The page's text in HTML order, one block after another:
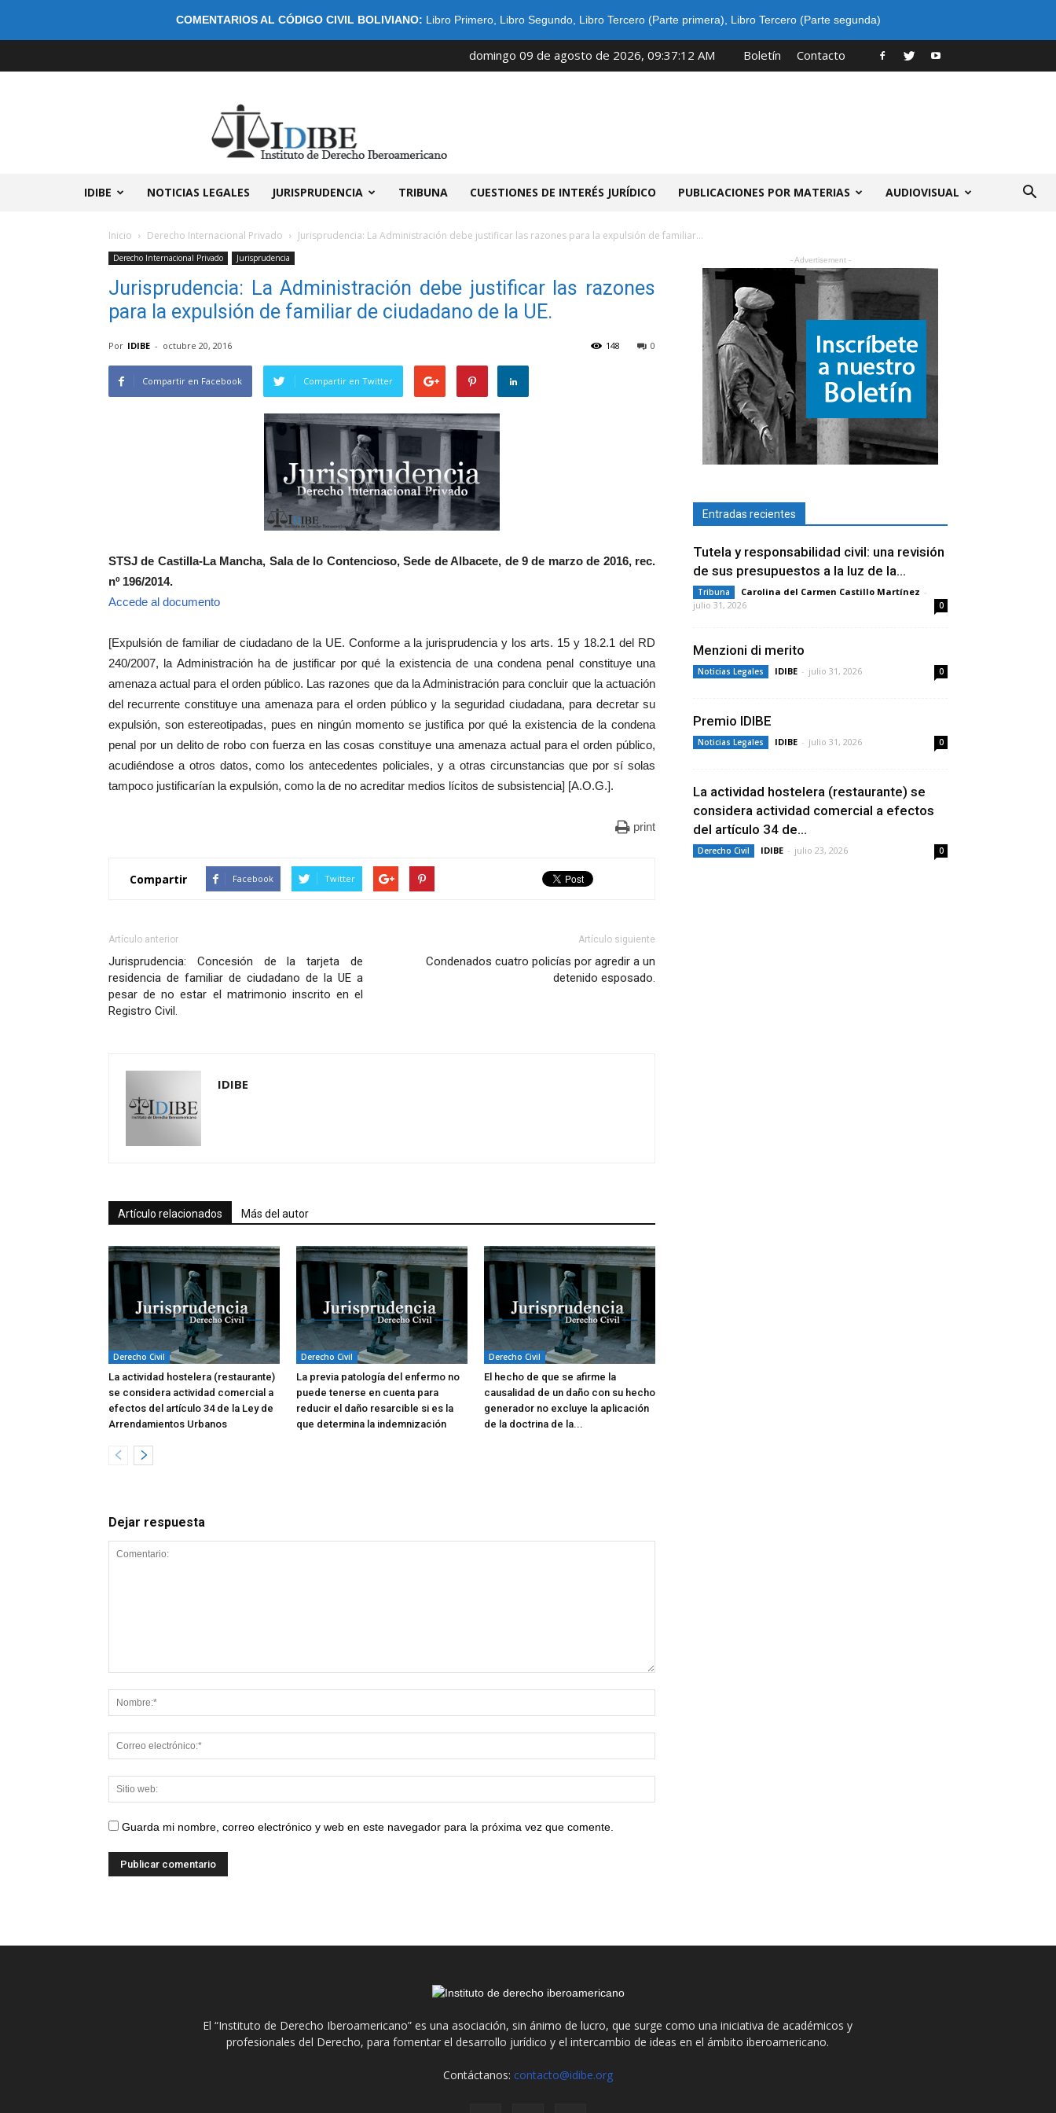
COMENTARIOS AL CÓDIGO CIVIL BOLIVIANO: Libro Primero, Libro Segundo, Libro Tercero (Parte primera) Libro Tercero (Parte segunda)
domingo 09 de agosto de 2026, 09:37:12 AM Boletín Contacto
IDIBE NOTICIAS LEGALES JURISPRUDENCIA TRIBUNA CUESTIONES DE INTERÉS JURÍDICO PUBLICACIONES POR MATERIAS AUDIOVISUAL
Inicio Derecho Internacional Privado Jurisprudencia: La Administración debe justificar las razones para la expulsión de familiar...
Derecho Internacional Privado Jurisprudencia
Jurisprudencia: La Administración debe justificar las razones
para la expulsión de familiar de ciudadano de la UE.
Por IDIBE - octubre 20, 2016 0
148
Compartir en Facebook Compartir en Twitter
STSJ de Castilla-La Mancha, Sala de lo Contencioso, Sede de Albacete, de 9 de marzo de 2016, rec.
nº 196/2014.
Accede al documento
[Expulsión de familiar de ciudadano de la UE. Conforme a la jurisprudencia y los arts. 15 y 18.2.1 del RD
240/2007, la Administración ha de justificar por qué la existencia de una condena penal constituye una
amenaza actual para el orden público. Las razones que da la Administración para concluir que la actuación
del recurrente constituye una amenaza para el orden público y la seguridad ciudadana, para decretar su
expulsión, son estereotipadas, pues en ningún momento se justifica por qué la existencia de la condena
penal por un delito de robo con fuerza en las cosas constituye una amenaza actual para el orden público,
acudiéndose a otros datos, como los antecedentes policiales, y a otras circunstancias que por sí solas
tampoco justificarían la expulsión, como la de no acreditar medios lícitos de subsistencia] [A.O.G.].
print
Compartir Facebook Twitter
Artículo anterior
Jurisprudencia: Concesión de la tarjeta de
residencia de familiar de ciudadano de la UE a
pesar de no estar el matrimonio inscrito en el
Registro Civil.
Artículo siguiente
Condenados cuatro policías por agredir a un
detenido esposado.
IDIBE
Artículo relacionados Más del autor
Derecho Civil
La actividad hostelera (restaurante)
se considera actividad comercial a
efectos del artículo 34 de la Ley de
Arrendamientos Urbanos
Derecho Civil
La previa patología del enfermo no
puede tenerse en cuenta para
reducir el daño resarcible si es la
que determina la indemnización
Derecho Civil
El hecho de que se afirme la
causalidad de un daño con su hecho
generador no excluye la aplicación
de la doctrina de la...
Dejar respuesta
Guarda mi nombre, correo electrónico y web en este navegador para la próxima vez que comente.
- Advertisement -
Entradas recientes
Tutela y responsabilidad civil: una revisión
de sus presupuestos a la luz de la...
Tribuna Carolina del Carmen Castillo Martínez -
julio 31, 2026
0
Menzioni di merito
Noticias Legales IDIBE - julio 31, 2026 0
Premio IDIBE
Noticias Legales IDIBE - julio 31, 2026 0
La actividad hostelera (restaurante) se
considera actividad comercial a efectos
del artículo 34 de...
Derecho Civil IDIBE - julio 23, 2026 0
El “Instituto de Derecho Iberoamericano” es una asociación, sin ánimo de lucro, que surge como una iniciativa de académicos y
profesionales del Derecho, para fomentar el desarrollo jurídico y el intercambio de ideas en el ámbito iberoamericano.
Contáctanos: contacto@idibe.org